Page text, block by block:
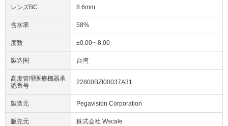
レンズBC 8.6mm
含水率 58%
度数 ±0.00~-8.00
製造国 台湾
高度管理医療機器承
認番号
22800BZI00037A31
製造元 Pegavision Corporation
販売元 株式会社 Wscale